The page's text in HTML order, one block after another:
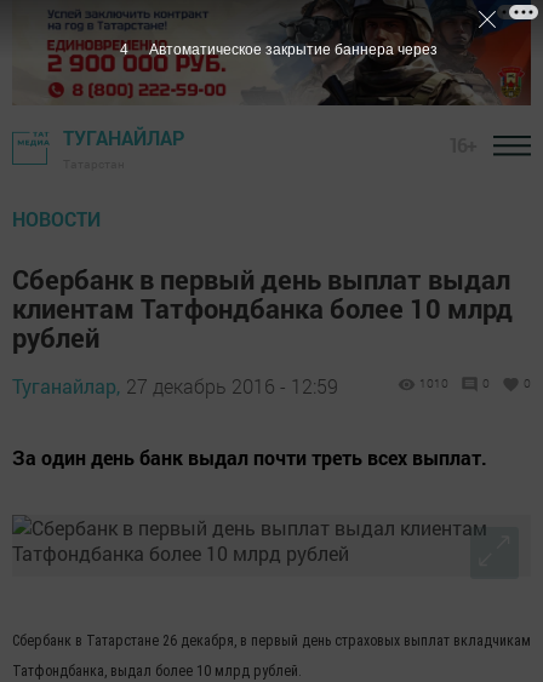
ТУГАНАЙЛАР
НОВОСТИ
Сбербанк в первый день выплат выдал
клиентам Татфондбанка более 10 млрд
рублей
Туганайлар, 27 декабрь 2016 - 12:59 1010 0 0
За один день банк выдал почти треть всех выплат.
Сбербанк в Татарстане 26 декабря, в первый день страховых выплат вкладчикам
Татфондбанка, выдал более 10 млрд рублей.
3 Автоматическое закрытие баннера через